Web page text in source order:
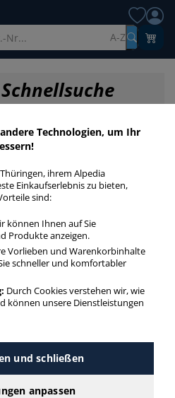
A-Z
Druckerpatronen Original ca. 2x 100 Seiten
Original ca.
> Druckleistung
Technologien, um Ihr
ihrem Alpedia
Einkaufserlebnis zu bieten,
sind:
können Ihnen auf Sie
Produkte anzeigen.
Vorlieben und Warenkorbinhalte
schneller und komfortabler
Durch Cookies verstehen wir, wie
können unsere Dienstleistungen
und schließen
anpassen